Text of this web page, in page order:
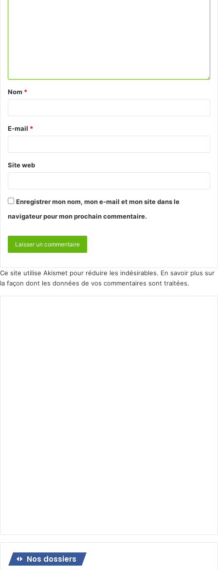
Nom *
E-mail *
Site web
Enregistrer mon nom, mon e-mail et mon site dans le
navigateur pour mon prochain commentaire.
Ce site utilise Akismet pour réduire les indésirables. En savoir plus sur
la façon dont les données de vos commentaires sont traitées.
Nos dossiers